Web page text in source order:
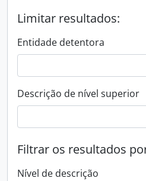
Limitar resultados:
Entidade detentora
Descrição de nível superior
Filtrar os resultados
Nível de descrição